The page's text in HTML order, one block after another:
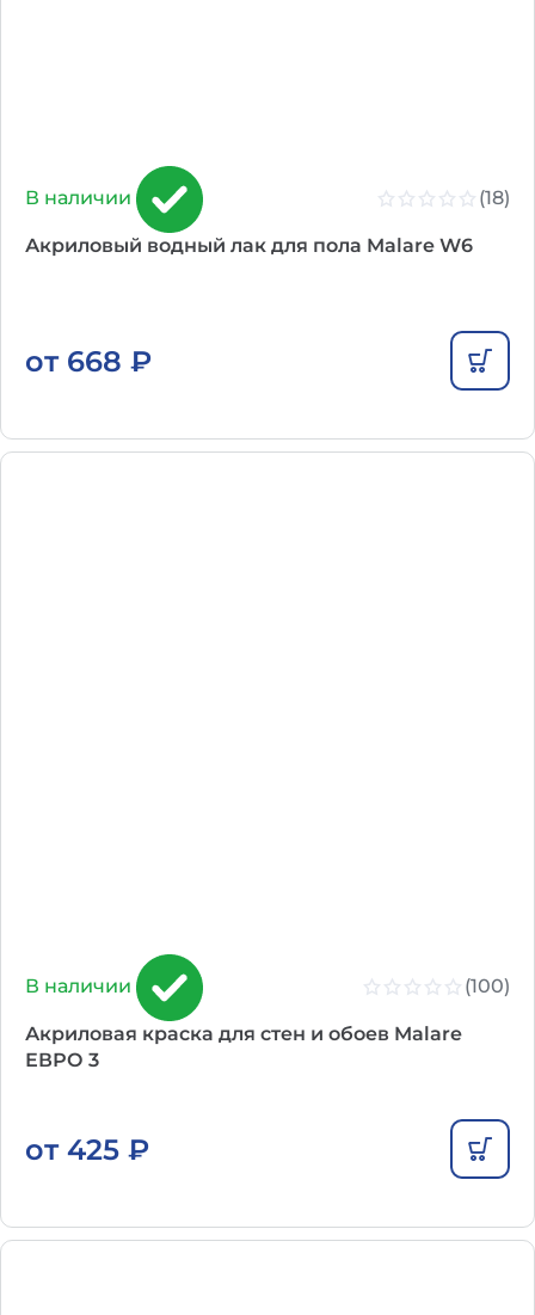
В наличии (18)
Акриловый водный лак для пола Malare W6
от 668 ₽
В наличии (100)
Акриловая краска для стен и обоев Malare
ЕВРО 3
от 425 ₽